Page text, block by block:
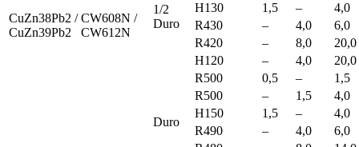
CuZn38Pb2 /
CuZn39Pb2
CW608N /
CW612N
1/2
Duro
H130
1,5 –
4,0
R430
– 4,0
6,0
R420
– 8,0
20,0
H120
– 4,0 20,0
Duro
R500 0,5 –
1,5
R500
– 1,5
4,0
H150
1,5 –
4,0
R490
– 4,0
6,0